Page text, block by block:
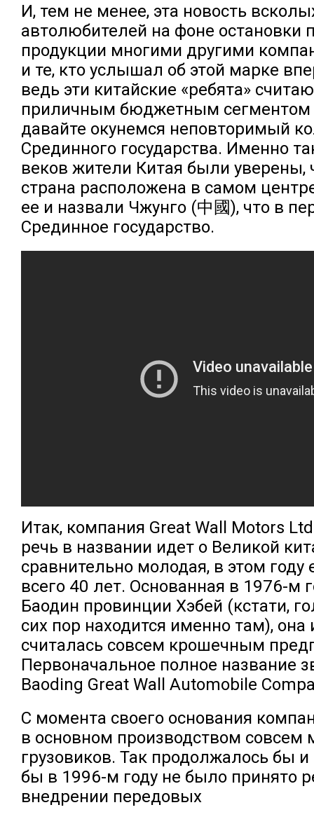
И, тем не менее, эта новость
автолюбителей на фоне остановки
продукции многими другими
и те, кто услышал об этой марке
ведь эти китайские «ребята»
приличным бюджетным сегментом
давайте окунемся неповторимый
Срединного государства. Именно
веков жители Китая были уверены,
страна расположена в самом
ее и назвали Чжунго (中國), что в
Срединное государство.
Итак, компания Great Wall Motors
речь в названии идет о Великой
сравнительно молодая, в этом году
всего 40 лет. Основанная в 1976-м
Баодин провинции Хэбей (кстати,
сих пор находится именно там), она
считалась совсем крошечным
Первоначальное полное название
Baoding Great Wall Automobile
С момента своего основания
в основном производством совсем
грузовиков. Так продолжалось бы и
бы в 1996-м году не было принято
внедрении передовых